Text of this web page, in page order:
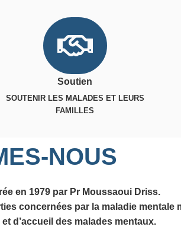
Soutien
SOUTENIR LES MALADES ET LEURS
FAMILLES
NOUS
en 1979 par Pr Moussaoui Driss.
concernées par la maladie mentale
d’accueil des malades mentaux.